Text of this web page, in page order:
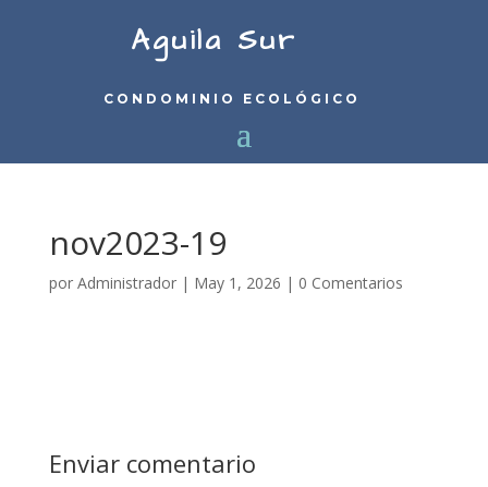
Aguila Sur
CONDOMINIO ECOLÓGICO
nov2023-19
por Administrador| May 1, 2026 | 0 Comentarios
Enviar comentario